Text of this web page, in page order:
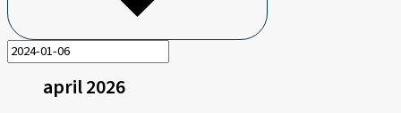
april 2026